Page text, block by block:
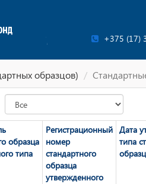
+375 (17)
образцов)
образца
типа
Регистрационный
номер
стандартного
образца
утвержденного
Дата
типа